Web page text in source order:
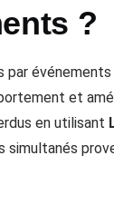
?
et
en utilisant
simultanés